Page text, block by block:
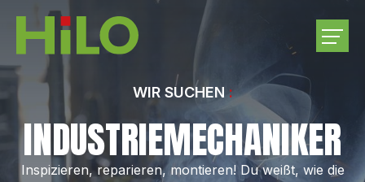
UNTERNEHMEN
PRODUKTE
WIR SUCHEN
INDUSTRIEMECHANIKER
Inspizieren, reparieren, montieren! Du weißt, wie die